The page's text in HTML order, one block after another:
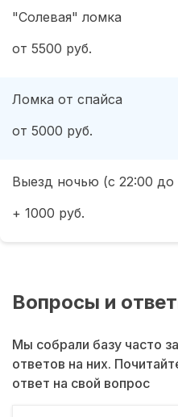
"Солевая" ломка
от 5500 руб.
Ломка от спайса
от 5000 руб.
Выезд ночью (с 22:00 до
+ 1000 руб.
Вопросы и
Мы собрали базу часто
ответов на них.
ответ на свой вопрос